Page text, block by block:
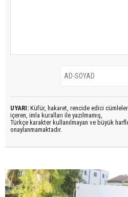
UYARI: Küfür, hakaret, rencide edici cümleler
içeren, imla kuralları ile yazılmamış,
Türkçe karakter kullanılmayan ve büyük
onaylanmamaktadır.